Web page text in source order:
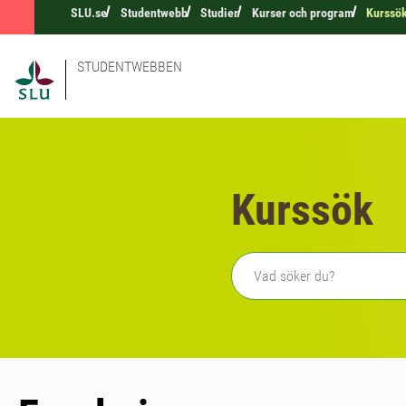
SLU.se Studentwebb Studier Kurser och program
STUDENTWEBBEN
Kurssök
Fritext sökning